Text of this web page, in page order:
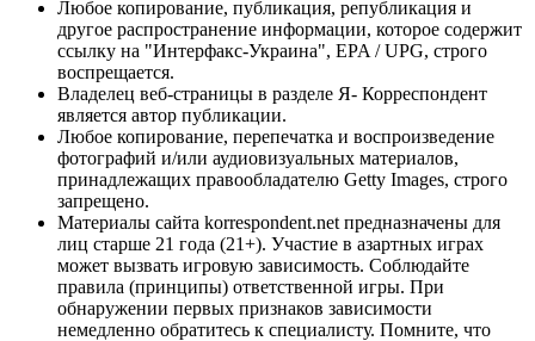
Любое копирование, публикация, републикация и
другое распространение информации, которое содержит
ссылку на "Интерфакс-Украина", EPA / UPG, строго
воспрещается.
Владелец веб-страницы в разделе Я- Корреспондент
является автор публикации.
Любое копирование, перепечатка и воспроизведение
фотографий и/или аудиовизуальных материалов,
принадлежащих правообладателю Getty Images, строго
запрещено.
Материалы сайта korrespondent.net предназначены для
лиц старше 21 года (21+). Участие в азартных играх
может вызвать игровую зависимость. Соблюдайте
правила (принципы) ответственной игры. При
обнаружении первых признаков зависимости
немедленно обратитесь к специалисту. Помните, что